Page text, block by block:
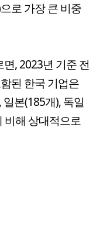
로 가장 큰 비중
, 2023년 기준 전
된 한국 기업은
본(185개), 독일
비해 상대적으로